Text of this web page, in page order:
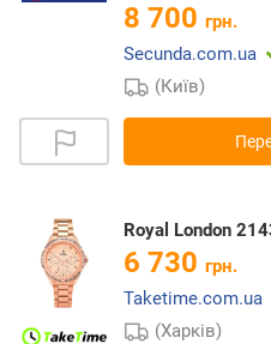
8 700 грн.
Secunda.com.ua
(Київ)
Royal London
6 730 грн.
Taketime.com.ua
(Харків)